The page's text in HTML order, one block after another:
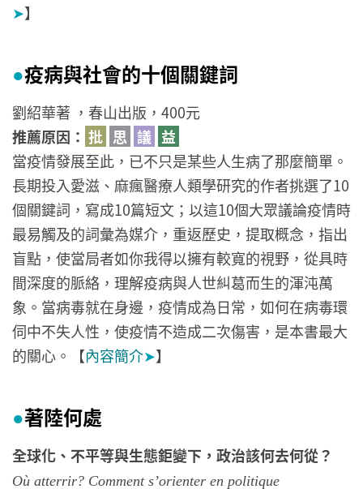
➤】
●疫病與社會的十個關鍵詞
劉紹華著 ，春山出版，400元
推薦原因： 批 思 議 益
當疫情發展至此，已不只是某些人生病了那麼簡單。
長期投入愛滋、麻瘋醫療人類學研究的作者挑選了10
個關鍵詞，寫成10篇短文；以這10個大眾議論疫情時
最易觸及的詞彙為媒介，重返歷史，提取概念，指出
盲點，使當局者如你我得以擁有較寬的視野，從具時
間深度的脈絡，理解疫病與人世糾葛而生的渾沌萬
象。當病毒就在身邊，疫情成為日常，如何在病毒環
伺中不失人性，使疫情不造成二次傷害，是本書最大
的關心。【內容簡介➤】
●著陸何處
全球化、不平等與生態鉅變下，政治該何去何從？
Où atterrir? Comment s’orienter en politique